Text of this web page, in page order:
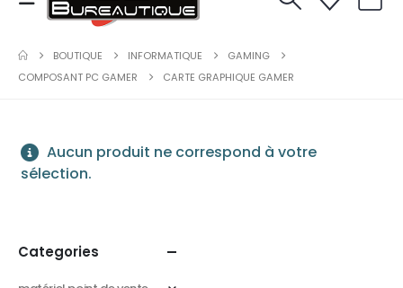
BOUTIQUE INFORMATIQUE
GAMING
COMPOSANT PC GAMER
CARTE GRAPHIQUE GAMER
Aucun produit ne correspond à votre
sélection.
Categories